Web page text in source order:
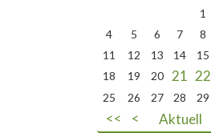
<< < Aktuell
1
4
5 6 7 8
11
12 13 14 15
18
19 20 21 22
25
26 27 28 29